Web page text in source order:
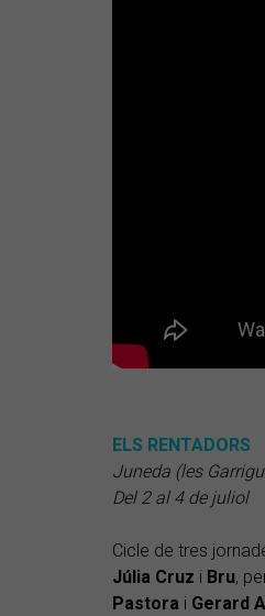
ELS RENTADORS
Juneda (les
Del 2 al 4 de juliol
Cicle de tres
Júlia Cruz i Bru,
Pastora i Gerard